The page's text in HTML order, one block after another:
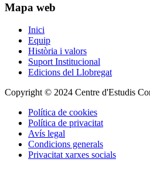
Mapa web
Inici
Equip
Història i valors
Suport Institucional
Edicions del Llobregat
Copyright © 2024 Centre d'Estudis
Política de cookies
Política de privacitat
Avís legal
Condicions generals
Privacitat xarxes socials